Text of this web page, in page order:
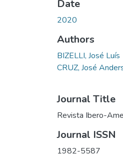
Date
2020
Authors
BIZELLI, José Luís
CRUZ, José
Journal Title
Revista Ibero-
Journal ISSN
1982-5587